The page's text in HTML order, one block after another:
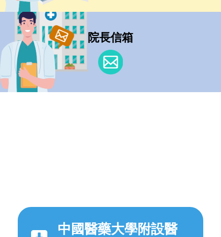
院長信箱
中國醫藥大學附設醫